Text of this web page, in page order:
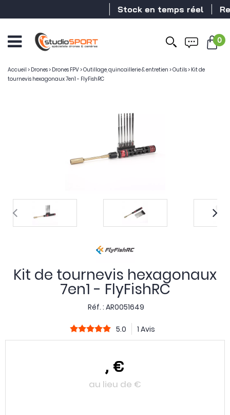
Stock en temps réel
0
Accueil > Drones> Drones FPV>Outillage, quincaillerie & entretien >Outils> Kit de
tournevis hexagonaux 7en1 - FlyFishRC
Kit de tournevis hexagonaux
7en1 - FlyFishRC
Réf. : AR0051649
5.0 1 Avis
, €
au lieu de €